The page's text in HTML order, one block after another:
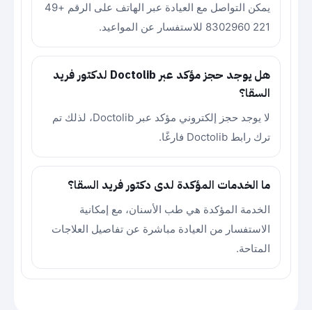
يمكن التواصل مع العيادة عبر الهاتف على الرقم +49
221 8302960 للاستفسار عن المواعيد.
هل يوجد حجز مؤكد عبر Doctolib لدكتور فريد
السقا؟
لا يوجد حجز إلكتروني مؤكد عبر Doctolib، لذلك تم
ترك رابط Doctolib فارغًا.
ما الخدمات المؤكدة لدى دكتور فريد السقا؟
الخدمة المؤكدة هي طب الأسنان، مع إمكانية
الاستفسار من العيادة مباشرة عن تفاصيل العلاجات
المتاحة.